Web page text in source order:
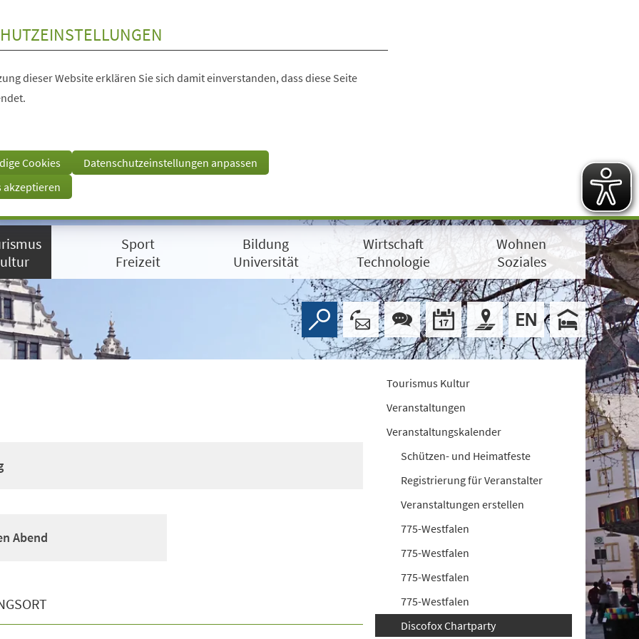
dieser Website erklären Sie sich damit einverstanden, dass diese Seite
Cookies
Datenschutzeinstellungen anpassen
akzeptieren
Sport
Freizeit
Bildung
Universität
Wirtschaft
Technologie
Wohnen
Soziales
Abend
Tourismus Kultur
Veranstaltungen
Veranstaltungskalender
Schützen- und Heimatfeste
Registrierung für Veranstalter
Veranstaltungen erstellen
775-Westfalen
775-Westfalen
775-Westfalen
775-Westfalen
Discofox Chartparty